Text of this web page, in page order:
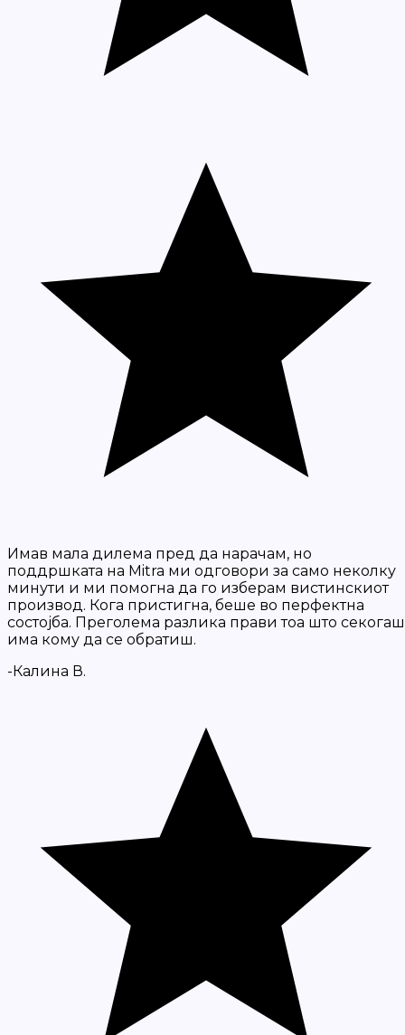
Имав мала дилема пред да нарачам, но
поддршката на Mitra ми одговори за само неколку
минути и ми помогна да го изберам вистинскиот
производ. Кога пристигна, беше во перфектна
состојба. Преголема разлика прави тоа што секогаш
има кому да се обратиш.
-Калина В.